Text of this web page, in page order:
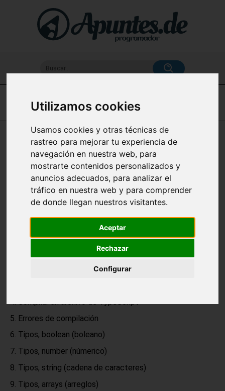
Utilizamos cookies
Usamos cookies y otras técnicas de
rastreo para mejorar tu experiencia de
navegación en nuestra web, para
mostrarte contenidos personalizados y
anuncios adecuados, para analizar el
tráfico en nuestra web y para comprender
de donde llegan nuestros visitantes.
Aceptar
Rechazar
Configurar
Buscar...
Home
Apuntes de TypeScript (Programación
desde Cero) en español
Aprender a programar en TypeScript te permitirá
desarrollar aplicaciones robustas y escalables gracias a
su tipado estático y su sintaxis mejorada de JavaScript.
Además, al ser el lenguaje utilizado por Angular, te abrirá
muchas puertas en el mundo laboral.
Introducción a TypeScript
Compilar un archivo de TypeScript
Errores de compilación
Tipos, boolean (boleano)
Tipos, number (númerico)
Tipos, string (cadena de caracteres)
Tipos, arrays (arreglos)